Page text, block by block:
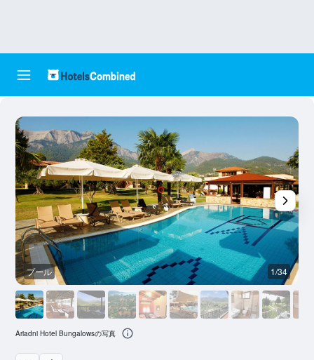
プール 1/34
Ariadni Hotel Bungalowsの写真